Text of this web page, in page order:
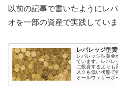
以前の記事で書いたようにレ
オを一部の資産で実践していま
レバレッジ型
レバレッジ型黄金
ています。レバレ
に投資するよりも
スクも低い状態で
オールウェザーポ